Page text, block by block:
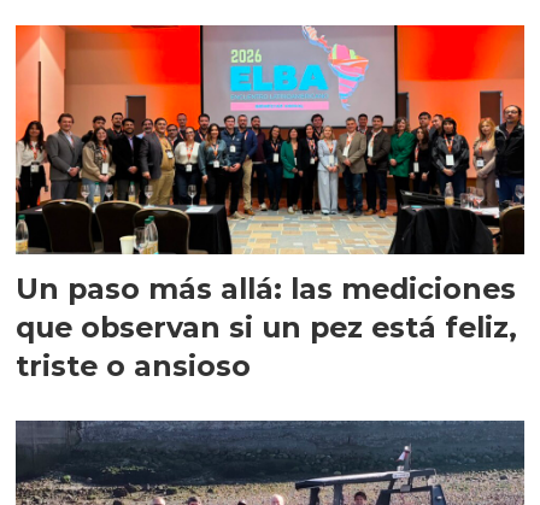
Un paso más allá: las mediciones
que observan si un pez está feliz,
triste o ansioso